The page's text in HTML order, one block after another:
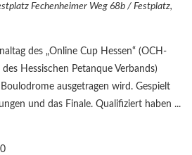
Fechenheimer Weg 68b / Festplatz,
des „Online Cup Hessen“ (OCH-
Hessischen Petanque Verbands)
ausgetragen wird. Gespielt
und das Finale. Qualifiziert haben ...